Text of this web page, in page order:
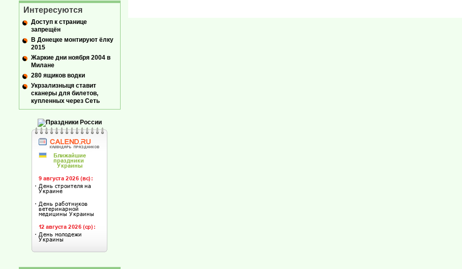
Интересуются
Доступ к странице
запрещён
В Донецке монтируют ёлку
2015
Жаркие дни ноября 2004 в
Милане
280 ящиков водки
Укрзализныця ставит
сканеры для билетов,
купленных через Сеть